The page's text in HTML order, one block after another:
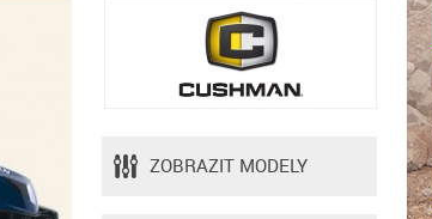
ZOBRAZIT MODELY